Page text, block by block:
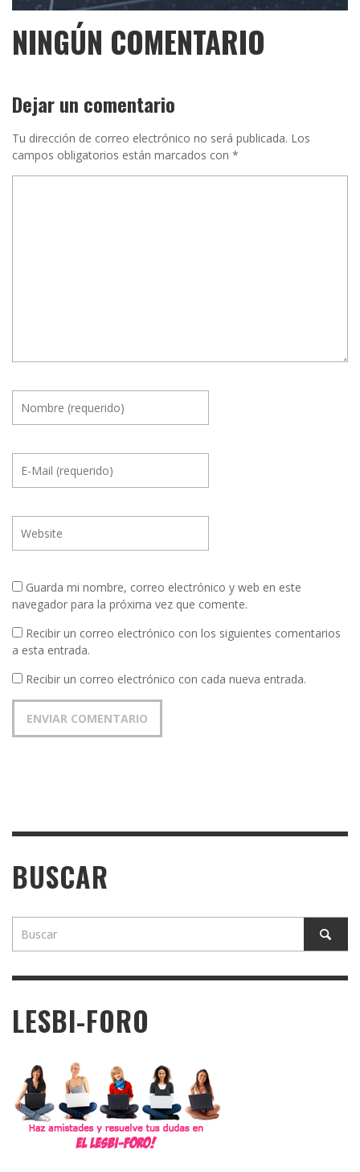
NINGÚN COMENTARIO
Dejar un comentario
Tu dirección de correo electrónico no será publicada. Los
campos obligatorios están marcados con *
Guarda mi nombre, correo electrónico y web en este
navegador para la próxima vez que comente.
Recibir un correo electrónico con los siguientes comentarios
a esta entrada.
Recibir un correo electrónico con cada nueva entrada.
BUSCAR
LESBI-FORO